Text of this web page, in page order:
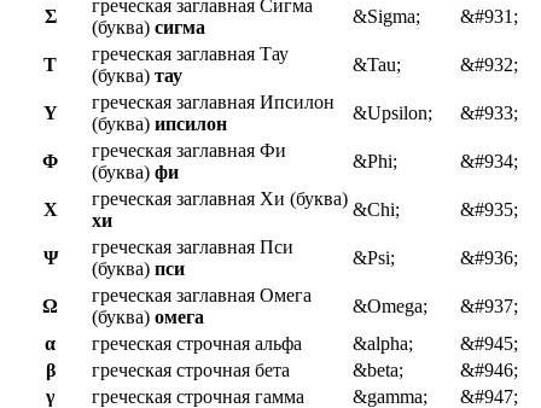
Σ
греческая заглавная Сигма
(буква) сигма
&Sigma; &#931;
Τ
греческая заглавная Тау
(буква) тау
&Tau; &#932;
Υ
греческая заглавная Ипсилон
(буква) ипсилон
&Upsilon; &#933;
Φ
греческая заглавная Фи
(буква) фи
&Phi; &#934;
Χ
греческая заглавная Хи (буква)
хи
&Chi; &#935;
Ψ
греческая заглавная Пси
(буква) пси
&Psi; &#936;
Ω
греческая заглавная Омега
(буква) омега
&Omega;
&#937;
α
греческая строчная альфа &alpha;
&#945;
β
греческая строчная бета &beta;
&#946;
γ
греческая строчная гамма &gamma;
&#947;